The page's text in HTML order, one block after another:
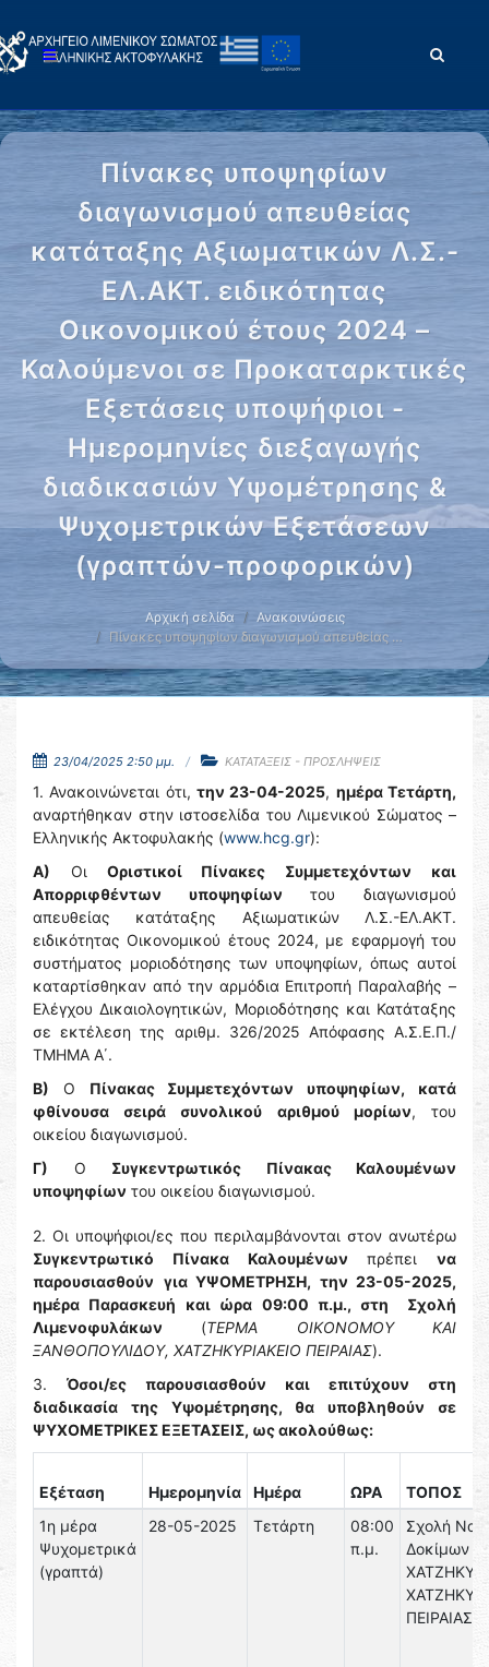
Πίνακες υποψηφίων
διαγωνισμού απευθείας
κατάταξης Αξιωματικών Λ.Σ.-
ΕΛ.ΑΚΤ. ειδικότητας
Οικονομικού έτους 2024 –
Καλούμενοι σε Προκαταρκτικές
Εξετάσεις υποψήφιοι -
Ημερομηνίες διεξαγωγής
διαδικασιών Yψομέτρησης &
Ψυχομετρικών Εξετάσεων
(γραπτών-προφορικών)
Αρχική σελίδα
Ανακοινώσεις
Πίνακες υποψηφίων διαγωνισμού απευθείας …
23/04/2025 2:50 μμ. ΚΑΤΑΤΑΞΕΙΣ - ΠΡΟΣΛΗΨΕΙΣ
1. Ανακοινώνεται ότι, την 23-04-2025, ημέρα Τετάρτη,
αναρτήθηκαν στην ιστοσελίδα του Λιμενικού Σώματος –
Ελληνικής Ακτοφυλακής (www.hcg.gr):
Α) Οι Οριστικοί Πίνακες Συμμετεχόντων και
Απορριφθέντων υποψηφίων του διαγωνισμού
απευθείας κατάταξης Αξιωματικών Λ.Σ.-ΕΛ.ΑΚΤ.
ειδικότητας Οικονομικού έτους 2024, με εφαρμογή του
συστήματος μοριοδότησης των υποψηφίων, όπως αυτοί
καταρτίσθηκαν από την αρμόδια Επιτροπή Παραλαβής –
Ελέγχου Δικαιολογητικών, Μοριοδότησης και Κατάταξης
σε εκτέλεση της αριθμ. 326/2025 Απόφασης Α.Σ.Ε.Π./
ΤΜΗΜΑ Α΄.
Β) Ο Πίνακας Συμμετεχόντων υποψηφίων, κατά
φθίνουσα σειρά συνολικού αριθμού μορίων, του
οικείου διαγωνισμού.
Γ) Ο Συγκεντρωτικός Πίνακας Καλουμένων
υποψηφίων του οικείου διαγωνισμού.
2. Οι υποψήφιοι/ες που περιλαμβάνονται στον ανωτέρω
Συγκεντρωτικό Πίνακα Καλουμένων πρέπει να
παρουσιασθούν για ΥΨΟΜΕΤΡΗΣΗ, την 23-05-2025,
ημέρα Παρασκευή και ώρα 09:00 π.μ., στη Σχολή
Λιμενοφυλάκων (ΤΕΡΜΑ ΟΙΚΟΝΟΜΟΥ ΚΑΙ
ΞΑΝΘΟΠΟΥΛΙΔΟΥ, ΧΑΤΖΗΚΥΡΙΑΚΕΙΟ ΠΕΙΡΑΙΑΣ).
3. Όσοι/ες παρουσιασθούν και επιτύχουν στη
διαδικασία της Υψομέτρησης, θα υποβληθούν σε
ΨΥΧΟΜΕΤΡΙΚΕΣ ΕΞΕΤΑΣΕΙΣ, ως ακολούθως:
Εξέταση Ημερομηνία Ημέρα ΩΡΑ
ΤΟΠΟΣ
1η μέρα
Ψυχομετρικά
(γραπτά)
28-05-2025 Τετάρτη
08:00
π.μ.
Σχολή
Δοκίμων
ΠΕΙΡΑΙΑΣ)